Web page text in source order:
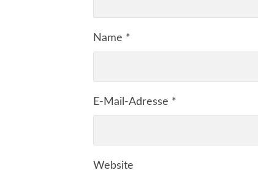
Name *
E-Mail-Adresse *
Website